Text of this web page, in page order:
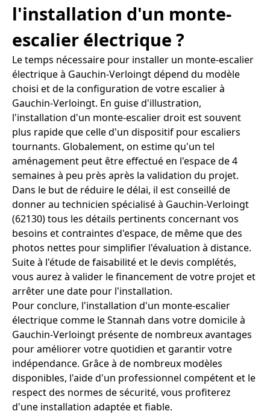
l'installation d'un monte-
escalier électrique ?
Le temps nécessaire pour installer un monte-escalier
électrique à Gauchin-Verloingt dépend du modèle
choisi et de la configuration de votre escalier à
Gauchin-Verloingt. En guise d'illustration,
l'installation d'un monte-escalier droit est souvent
plus rapide que celle d'un dispositif pour escaliers
tournants. Globalement, on estime qu'un tel
aménagement peut être effectué en l'espace de 4
semaines à peu près après la validation du projet.
Dans le but de réduire le délai, il est conseillé de
donner au technicien spécialisé à Gauchin-Verloingt
(62130) tous les détails pertinents concernant vos
besoins et contraintes d'espace, de même que des
photos nettes pour simplifier l'évaluation à distance.
Suite à l'étude de faisabilité et le devis complétés,
vous aurez à valider le financement de votre projet et
arrêter une date pour l'installation.
Pour conclure, l'installation d'un monte-escalier
électrique comme le Stannah dans votre domicile à
Gauchin-Verloingt présente de nombreux avantages
pour améliorer votre quotidien et garantir votre
indépendance. Grâce à de nombreux modèles
disponibles, l'aide d'un professionnel compétent et le
respect des normes de sécurité, vous profiterez
d'une installation adaptée et fiable.